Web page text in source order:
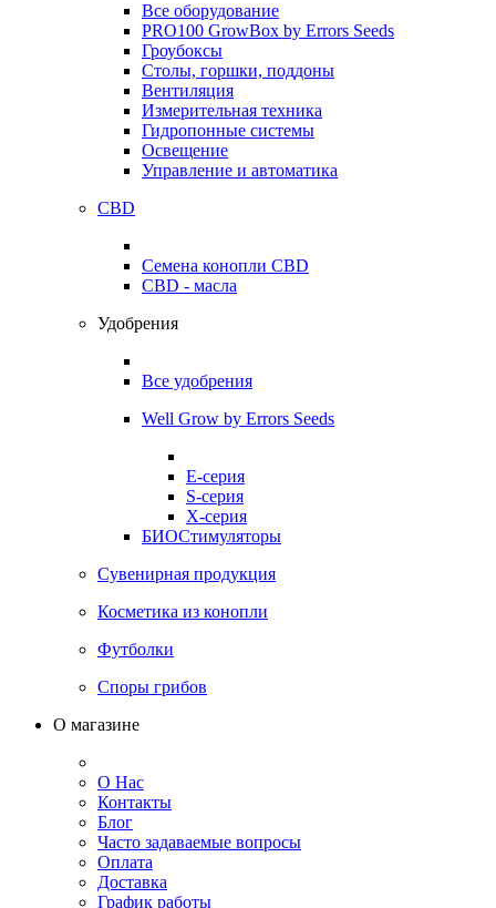
Все оборудование
PRO100 GrowBox by Errors Seeds
Гроубоксы
Столы, горшки, поддоны
Вентиляция
Измерительная техника
Гидропонные системы
Освещение
Управление и автоматика
CBD
Семена конопли CBD
CBD - масла
Удобрения
Все удобрения
Well Grow by Errors Seeds
E-серия
S-серия
X-серия
БИОСтимуляторы
Сувенирная продукция
Косметика из конопли
Футболки
Споры грибов
О магазине
О Нас
Контакты
Блог
Часто задаваемые вопросы
Оплата
Доставка
График работы